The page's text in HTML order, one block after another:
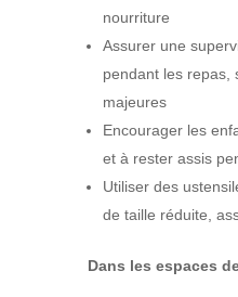
nourriture
Assurer une
pendant les repas,
majeures
Encourager les
et à rester assis
Utiliser des
de taille réduite,
Dans les espaces